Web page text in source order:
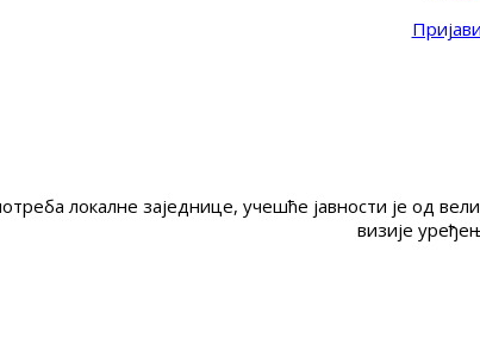
локалне заједнице, учешће јавности је од
визије